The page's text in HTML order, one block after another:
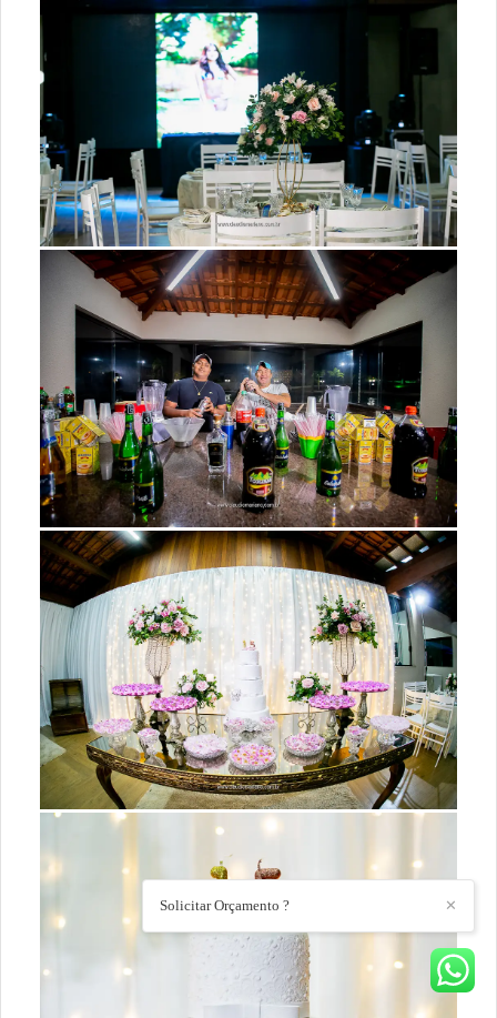
✕
Solicitar Orçamento ?